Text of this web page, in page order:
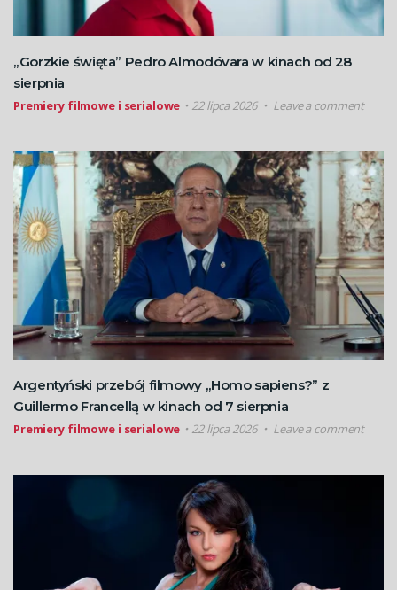
„Gorzkie święta” Pedro Almodóvara w kinach od 28
sierpnia
Premiery filmowe i serialowe 22 lipca 2026 Leave a comment
Argentyński przebój filmowy „Homo sapiens?” z
Guillermo Francellą w kinach od 7 sierpnia
Premiery filmowe i serialowe 22 lipca 2026 Leave a comment